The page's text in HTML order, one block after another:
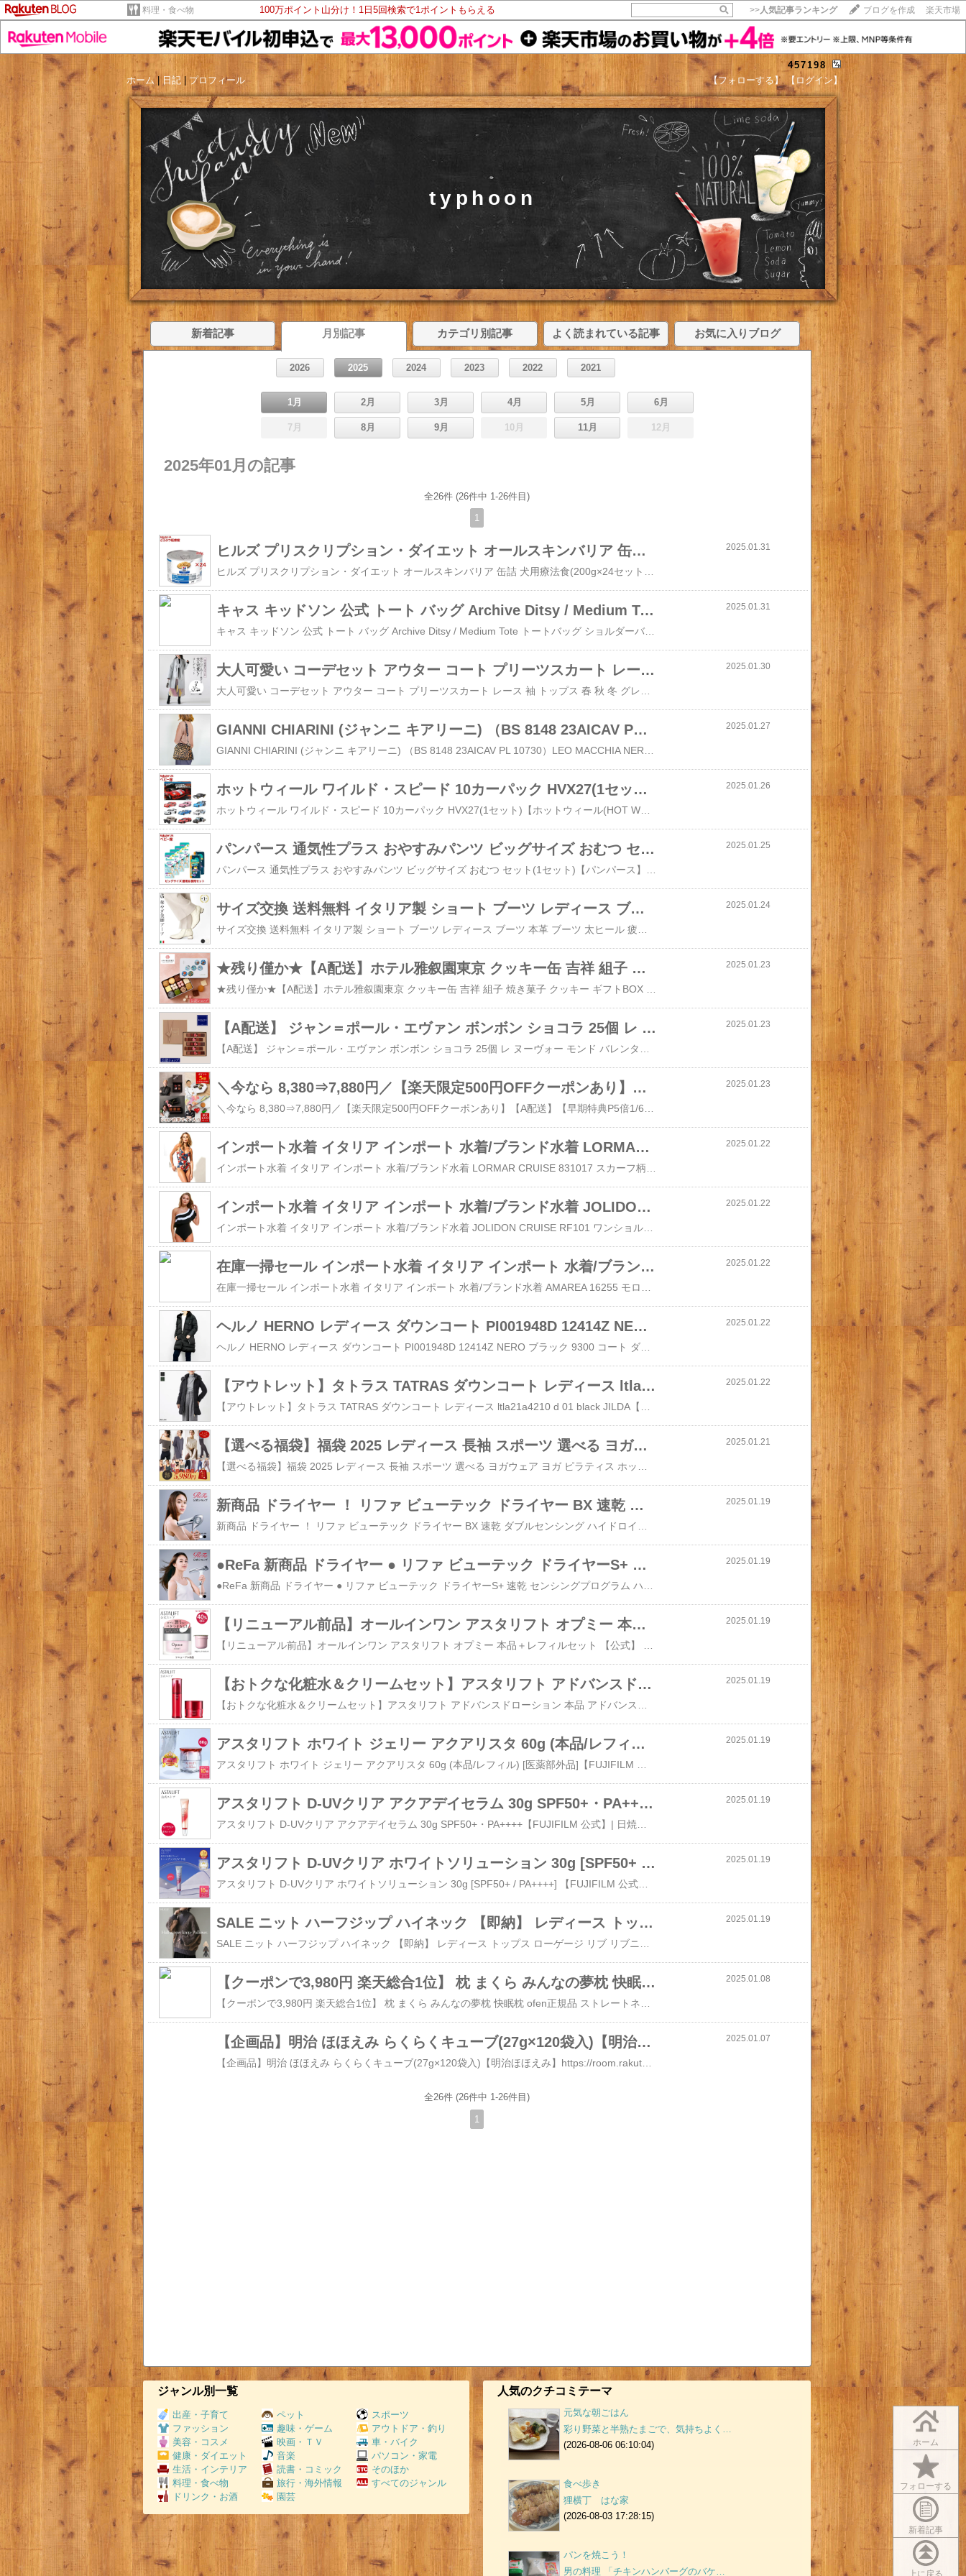
料理・食べ物 100万ポイント山分け！1日5回検索で1ポイントもらえる >>人気記事ランキング ブログを作成 楽天市場
457198
ホーム | 日記 プロフィール 【フォローする】 【ログイン】
typhoon
ホーム
フォローする
新着記事
上に戻る
新着記事 月別記事 カテゴリ別記事 よく読まれている記事 お気に入りブログ
2026 2025 2024 2023 2022 2021
1月 2月 3月 4月 5月 6月
7月 8月 9月 10月 11月 12月
2025年01月の記事
全26件 (26件中 1-26件目)
1
ヒルズ プリスクリプション・ダイエット オールスキンバリア 缶詰 犬用療法食(200g×24セ… 2025.01.31
キャス キッドソン 公式 トート バッグ Archive Ditsy / Medium Tot…
キャス キッドソン 公式 トート バッグ Archive Ditsy / Medium Tote トートバッグ ショルダーバッグ 花柄 レディース キャスキッドソン Cath Kidstonキャス キッドソン 公式 トート バッグ Archive Ditsy / Medium Tote トートバッグ ショルダーバッグ 花柄 レディース キャスキッドソン Cath Kidston
2025.01.31
大人可愛い コーデセット アウター コート プリーツスカート レース 袖 トップス 春 秋 冬… 2025.01.30
GIANNI CHIARINI (ジャンニ キアリーニ) （BS 8148 23AICAV P… 2025.01.27
ホットウィール ワイルド・スピード 10カーパック HVX27(1セット)【ホットウィール(H…
ホットウィール ワイルド・スピード 10カーパック HVX27(1セット)【ホットウィール(HOT WHEELS)ホットウィール ワイルド・スピード 10カーパック HVX27(1セット)【ホットウィール(HOT WHEELS)】
2025.01.26
パンパース 通気性プラス おやすみパンツ ビッグサイズ おむつ セット(1セット)【パンパース】 2025.01.25
サイズ交換 送料無料 イタリア製 ショート ブーツ レディース ブーツ 本革 ブーツ 太ヒール… 2025.01.24
★残り僅か★【A配送】ホテル雅叙園東京 クッキー缶 吉祥 組子 焼き菓子 クッキー ギフトBO… 2025.01.23
【A配送】 ジャン＝ポール・エヴァン ボンボン ショコラ 25個 レ ヌーヴォー モンド バレ… 2025.01.23
＼今なら 8,380⇒7,880円／【楽天限定500円OFFクーポンあり】【A配送】【早期特典… 2025.01.23
インポート水着 イタリア インポート 水着/ブランド水着 LORMAR CRUISE 8310… 2025.01.22
インポート水着 イタリア インポート 水着/ブランド水着 JOLIDON CRUISE RF…
インポート水着 イタリア インポート 水着/ブランド水着 JOLIDON CRUISE RF101 ワンショルダー水着ワンピース 白黒インポート水着 イタリア インポート 水着/ブランド水着 JOLIDON CRUISE RF101 ワンショルダー水着ワンピース 白黒
2025.01.22
在庫一掃セール インポート水着 イタリア インポート 水着/ブランド水着 AMAREA 162… 2025.01.22
ヘルノ HERNO レディース ダウンコート PI001948D 12414Z NERO ブ…
ヘルノ HERNO レディース ダウンコート PI001948D 12414Z NERO ブラック 9300 コート ダウン アウター ロング ダブルジップ ダブルファスナー フード付き 【2024秋冬新作】ヘルノ HERNO レディース ダウンコート PI001948D 12414Z NERO ブラック 9300 コート ダウン アウター ロング ダブルジップ ダブルファスナー フード付き 【2024秋冬新作】
2025.01.22
【アウトレット】タトラス TATRAS ダウンコート レディース ltla21a4210 d… 2025.01.22
【選べる福袋】福袋 2025 レディース 長袖 スポーツ 選べる ヨガウェア ヨガ ピラティ… 2025.01.21
新商品 ドライヤー ！ リファ ビューテック ドライヤー BX 速乾 ダブルセンシング ハイド… 2025.01.19
●ReFa 新商品 ドライヤー ● リファ ビューテック ドライヤーS+ 速乾 センシングプロ… 2025.01.19
【リニューアル前品】オールインワン アスタリフト オプミー 本品＋レフィルセット 【公式】 A… 2025.01.19
【おトクな化粧水＆クリームセット】アスタリフト アドバンスドローション 本品 アドバンスドクリ… 2025.01.19
アスタリフト ホワイト ジェリー アクアリスタ 60g (本品/レフィル) [医薬部外品]【F… 2025.01.19
アスタリフト D-UVクリア アクアデイセラム 30g SPF50+・PA++++【FUJI… 2025.01.19
アスタリフト D-UVクリア ホワイトソリューション 30g [SPF50+ / PA++++…
アスタリフト D-UVクリア ホワイトソリューション 30g [SPF50+ / PA++++] 【FUJIFILM 公式】| 日焼け止め 化粧下地 トーンアップ 下地 uv下地 uv 敏感肌 カバー力 崩れない 美容液 UV化粧下地 保湿 日焼けどめ ひやけどめ Deep紫外線 ASTALIFTアスタリフト D-UVクリア ホワイトソリューション 30g [SPF50+ / PA++++] 【FUJIFILM 公式】| 日焼け止め 化粧下地 トーンアップ 下地 uv下地 uv 敏感肌 カバー力 崩れない 美容液 UV化粧下地 保湿 日焼けどめ ひやけどめ Deep紫外線 ASTALIFT
2025.01.19
SALE ニット ハーフジップ ハイネック 【即納】 レディース トップス ローゲージ リブ … 2025.01.19
【クーポンで3,980円 楽天総合1位】 枕 まくら みんなの夢枕 快眠枕 ofen正規品 ストレートネック 肩こり 首こり マクラ 低反発 低反発枕 肩サポート 安眠 首 体圧分散 ストレートネック サポート枕 いびき防止 2025.01.08
【企画品】明治 ほほえみ らくらくキューブ(27g×120袋入)【明治ほほえみ】
【企画品】明治 ほほえみ らくらくキューブ(27g×120袋入)【明治ほほえみ】https://room.rakuten.co.jp/room_f53638da91/1700198150097392☆ピアノ修行amazonリスト #ピアノ雑記 #調律 #奨学 #古楽 #生涯学習https://www.amazon.jp/hz/wishlist/ls/2C4NCNDYTPPYW...☆ピアノ修行している家族用amazonリスト２：https://www.amazon.jp/hz/wishlist/ls/2IBHJVFU6Q94E?ref_=wl_share#Coffee https://ko-fi.com/aya7772#楽天トラベル https://a.r10.to/h61tgR #楽天カーシェア https://carshare.rakuten.co.jp/content/campaign/first/...#RAXY https://a.r10.to/h6Cci6 #楽天GORA https://a.r10.to/huD50f #名門ゴルフ #名門ゴルフコース予約 https://a.r10.to/hMmj22 #楽天プレミアムカード https://a.r10.to/hMRW6s #楽天市場 #楽天ふるさと納税 https://a.r10.to/hNxs5j #楽天カード https://a.r10.to/hMIS7P #楽天ポイントモール https://a.r10.to/hMmshT #楽天マガジン https://a.r10.to/hMmsnd https://carshare.rakuten.co.jp/content/campaign/first/?#楽天トラベル #観光体験 https://hb.afl.rakuten.co.jp/hsc/2fde06cc.608f71b3.22160438.401b6496/?link_type=hybrid_url&ut=eyJwYWdlIjoic2hvcCIsInR5cGUiOiJoeWJyaWRfdXJsIiwiY29sIjoxLCJjYXQiOiIxIiwiYmFuIjoiMjE4NTYzOCIsImFtcCI6ZmFsc2V9
2025.01.07
全26件 (26件中 1-26件目)
1
ジャンル別一覧
出産・子育て
ファッション
美容・コスメ
健康・ダイエット
生活・インテリア
料理・食べ物
ドリンク・お酒
ペット
趣味・ゲーム
映画・ＴＶ
音楽
読書・コミック
旅行・海外情報
園芸
スポーツ
アウトドア・釣り
車・バイク
パソコン・家電
そのほか
すべてのジャンル
人気のクチコミテーマ
元気な朝ごはん
彩り野菜と半熟たまごで、気持ちよく…
(2026-08-06 06:10:04)
食べ歩き
狸横丁 はな家
(2026-08-03 17:28:15)
パンを焼こう！
男の料理 「チキンハンバーグのバケ…